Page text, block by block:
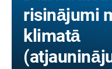
risinājumi
klimatā